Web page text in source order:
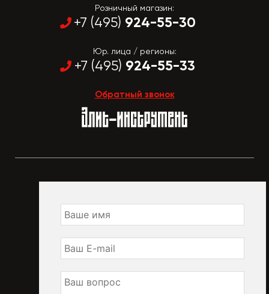
Розничный магазин:
+7 (495) 924-55-30
Юр. лица / регионы:
+7 (495) 924-55-33
Обратный звонок